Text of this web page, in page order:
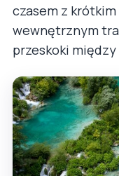
czasem z
wewnętrznym
przeskoki